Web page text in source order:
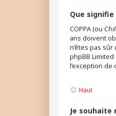
Que signifie
COPPA (ou
ans doivent
n’êtes pas
phpBB
l’exception
Haut
Je souhaite